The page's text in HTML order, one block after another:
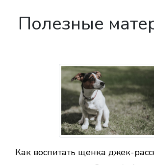
Полезные
Как воспитать щенка джек-